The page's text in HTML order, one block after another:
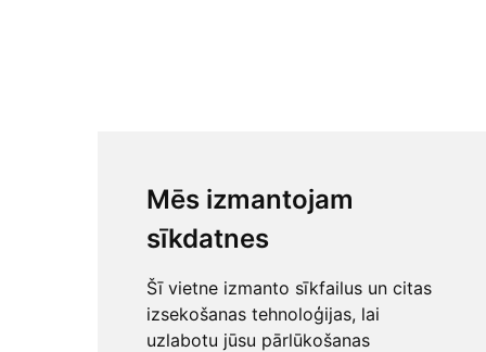
Mēs izmantojam
sīkdatnes
Šī vietne izmanto sīkfailus un citas
izsekošanas tehnoloģijas, lai
uzlabotu jūsu pārlūkošanas